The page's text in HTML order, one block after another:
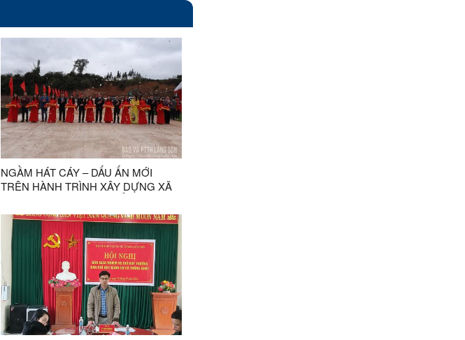
NGẦM HÁT CÁY – DẤU ẤN MỚI
TRÊN HÀNH TRÌNH XÂY DỰNG XÃ